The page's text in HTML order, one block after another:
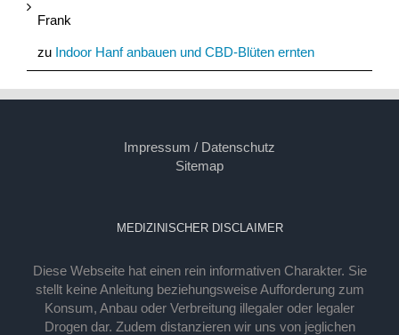
Frank
zu Indoor Hanf anbauen und CBD-Blüten ernten
Impressum / Datenschutz
Sitemap
MEDIZINISCHER DISCLAIMER
Diese Webseite hat einen rein informativen Charakter. Sie
stellt keine Anleitung beziehungsweise Aufforderung zum
Konsum, Anbau oder Verbreitung illegaler oder legaler
Drogen dar. Zudem distanzieren wir uns von jeglichen